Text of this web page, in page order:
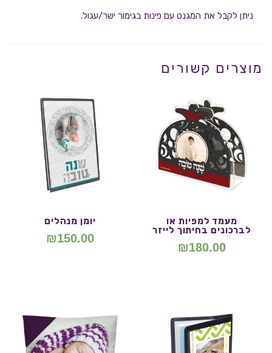
ניתן לקבל את המגנט עם פינות בגימור ישר/עגול.
מוצרים קשורים
מעמד למפיות או
לברכונים בחיתוך לייזר
₪180.00
יומן מנהלים
₪150.00